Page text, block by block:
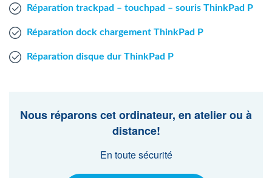
Réparation trackpad – touchpad – souris ThinkPad P
Réparation dock chargement ThinkPad P
Réparation disque dur ThinkPad P
Nous réparons cet ordinateur, en atelier ou à
distance!
En toute sécurité